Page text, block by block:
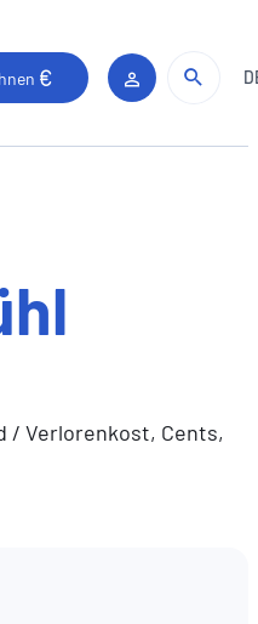
/ Verlorenkost, Cents,